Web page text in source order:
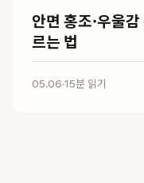
안면 홍조·우울
르는 법
05.06·15분 읽기